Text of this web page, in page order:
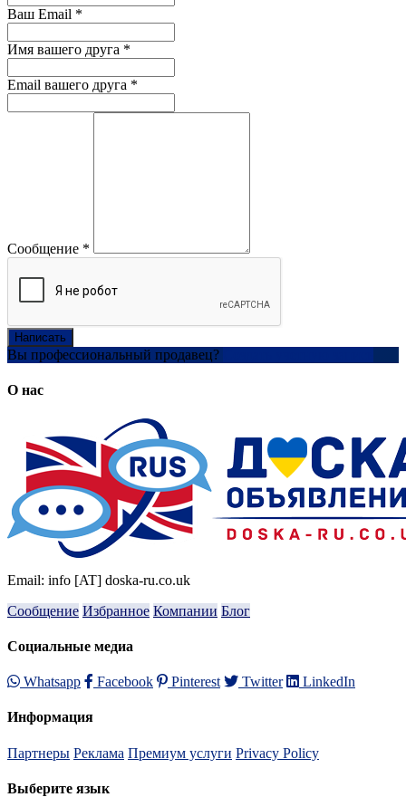
Ваш Email *
Имя вашего друга *
Email вашего друга *
Сообщение *
Написать
Вы профессиональный продавец?
О нас
Email: info [AT] doska-ru.co.uk
Сообщение Избранное Компании Блог
Социальные медиа
Whatsapp Facebook Pinterest Twitter LinkedIn
Информация
Партнеры Реклама Премиум услуги Privacy Policy
Выберите язык